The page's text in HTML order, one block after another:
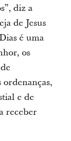
diz a
de Jesus
é uma
os
ordenanças,
e de
receber